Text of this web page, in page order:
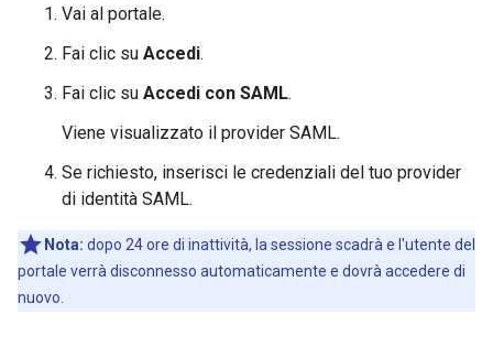
Vai al portale.
Fai clic su Accedi.
Fai clic su Accedi con SAML.
Viene visualizzato il provider SAML.
Se richiesto, inserisci le credenziali del tuo provider
di identità SAML.
Nota: dopo 24 ore di inattività, la sessione scadrà e l'utente del
portale verrà disconnesso automaticamente e dovrà accedere di
nuovo.